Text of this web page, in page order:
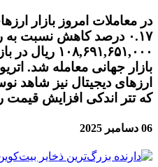
در معاملات امروز بازار
۰.۱۷ درصد کاهش نسبت به
بازار جهانی معامله شد.
ارزهای دیجیتال نیز شاهد
که تتر اندکی افزایش قیمت
06 دسامبر 2025